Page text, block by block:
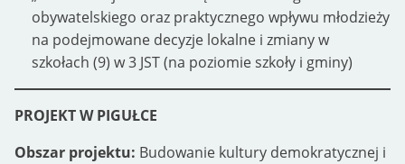
obywatelskiego oraz praktycznego wpływu młodzieży
na podejmowane decyzje lokalne i zmiany w
szkołach (9) w 3 JST (na poziomie szkoły i gminy)
PROJEKT W PIGUŁCE
Obszar projektu: Budowanie kultury demokratycznej i